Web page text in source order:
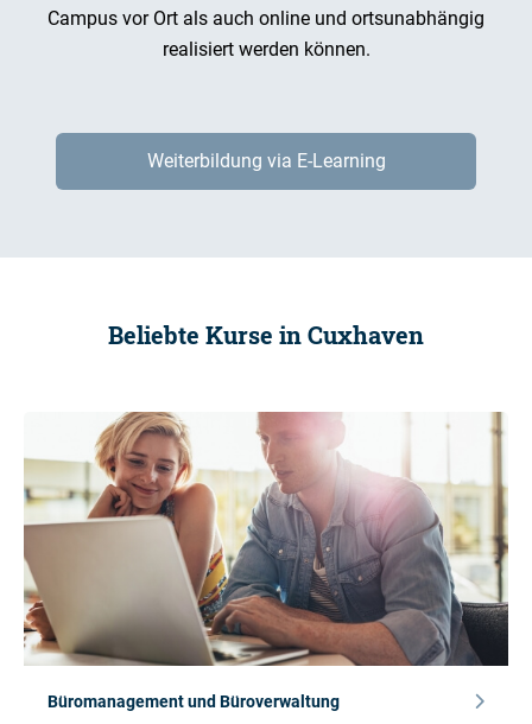
Campus vor Ort als auch online und ortsunabhängig
realisiert werden können.
Weiterbildung via E-Learning
Beliebte Kurse in Cuxhaven
Büromanagement und Büroverwaltung